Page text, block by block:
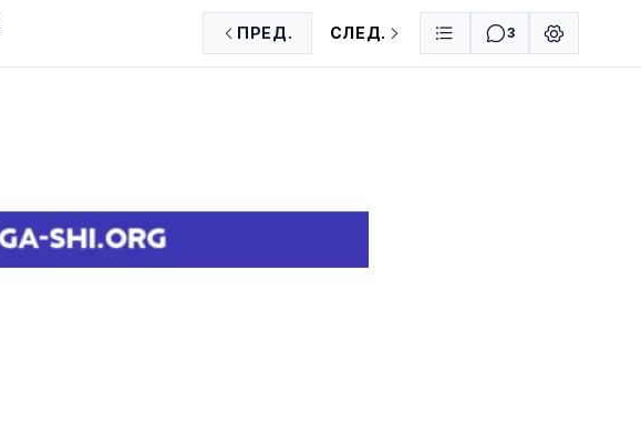
ПРЕД. СЛЕД. 3